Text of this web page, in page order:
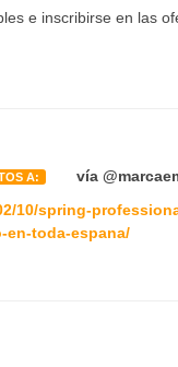
e inscribirse en las
A: vía
10/spring-
en-toda-espana/